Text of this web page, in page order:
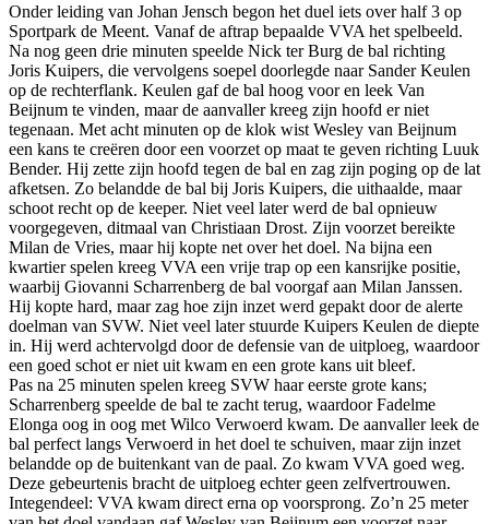
Onder leiding van Johan Jensch begon het duel iets over half 3 op
Sportpark de Meent. Vanaf de aftrap bepaalde VVA het spelbeeld.
Na nog geen drie minuten speelde Nick ter Burg de bal richting
Joris Kuipers, die vervolgens soepel doorlegde naar Sander Keulen
op de rechterflank. Keulen gaf de bal hoog voor en leek Van
Beijnum te vinden, maar de aanvaller kreeg zijn hoofd er niet
tegenaan. Met acht minuten op de klok wist Wesley van Beijnum
een kans te creëren door een voorzet op maat te geven richting Luuk
Bender. Hij zette zijn hoofd tegen de bal en zag zijn poging op de lat
afketsen. Zo belandde de bal bij Joris Kuipers, die uithaalde, maar
schoot recht op de keeper. Niet veel later werd de bal opnieuw
voorgegeven, ditmaal van Christiaan Drost. Zijn voorzet bereikte
Milan de Vries, maar hij kopte net over het doel. Na bijna een
kwartier spelen kreeg VVA een vrije trap op een kansrijke positie,
waarbij Giovanni Scharrenberg de bal voorgaf aan Milan Janssen.
Hij kopte hard, maar zag hoe zijn inzet werd gepakt door de alerte
doelman van SVW. Niet veel later stuurde Kuipers Keulen de diepte
in. Hij werd achtervolgd door de defensie van de uitploeg, waardoor
een goed schot er niet uit kwam en een grote kans uit bleef.
Pas na 25 minuten spelen kreeg SVW haar eerste grote kans;
Scharrenberg speelde de bal te zacht terug, waardoor Fadelme
Elonga oog in oog met Wilco Verwoerd kwam. De aanvaller leek de
bal perfect langs Verwoerd in het doel te schuiven, maar zijn inzet
belandde op de buitenkant van de paal. Zo kwam VVA goed weg.
Deze gebeurtenis bracht de uitploeg echter geen zelfvertrouwen.
Integendeel: VVA kwam direct erna op voorsprong. Zo’n 25 meter